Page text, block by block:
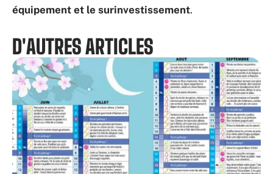
équipement et le surinvestissement.
D'AUTRES ARTICLES